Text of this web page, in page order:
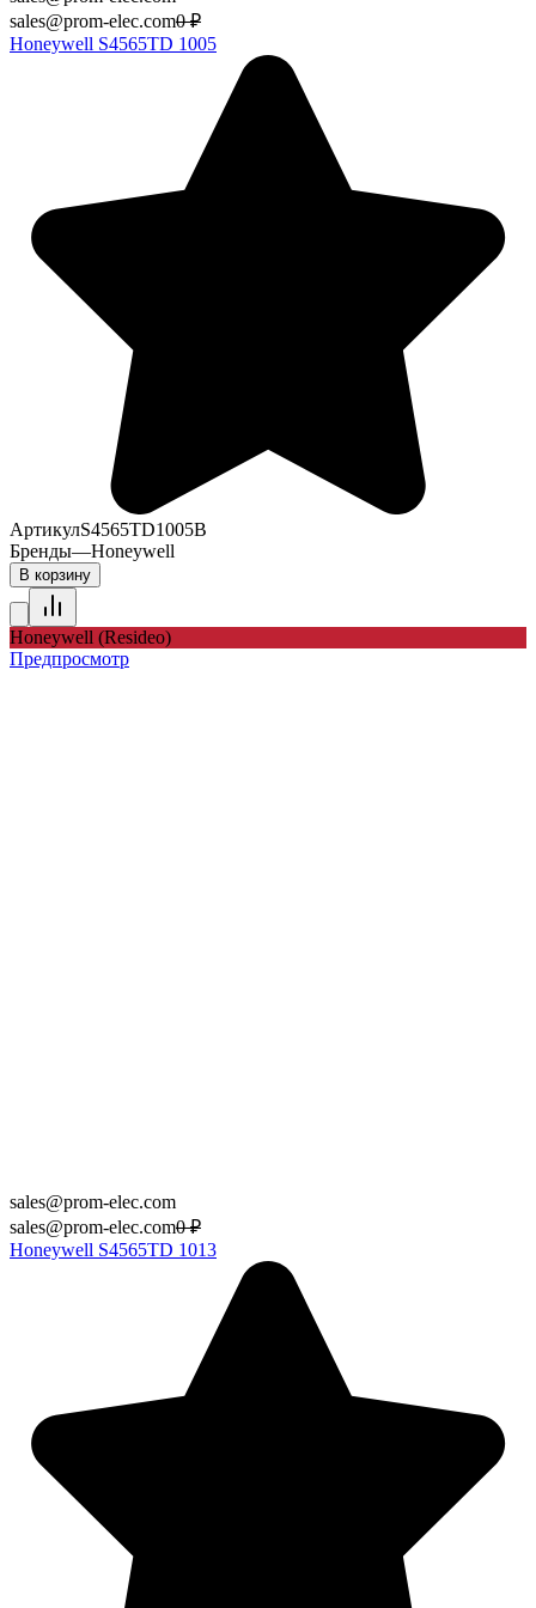
sales@prom-elec.com0 ₽
Honeywell S4565TD 1005
АртикулS4565TD1005B
Бренды—Honeywell
В корзину
Honeywell (Resideo)
Предпросмотр
sales@prom-elec.com
sales@prom-elec.com0 ₽
Honeywell S4565TD 1013